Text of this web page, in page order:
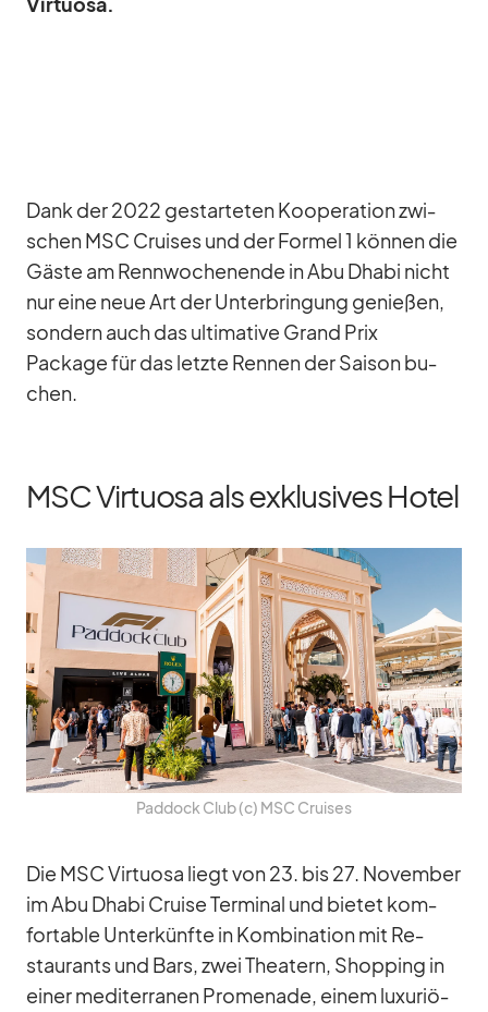
Dank der 2022 ge­star­te­ten Ko­ope­ra­tion zwi­
schen MSC Crui­ses und der For­mel 1 kön­nen die
Gäste am Renn­wo­chen­ende in Abu Dhabi nicht
nur eine neue Art der Un­ter­brin­gung ge­nie­ßen,
son­dern auch das ul­ti­ma­tive Grand Prix
Package für das letzte Ren­nen der Sai­son bu­
chen.
MSC Virtuosa als exklusives Hotel
Pad­dock Club (c) MSC Crui­ses
Die MSC Vir­tuosa liegt von 23. bis 27. No­vem­ber
im Abu Dhabi Cruise Ter­mi­nal und bie­tet kom­
for­ta­ble Un­ter­künfte in Kom­bi­na­tion mit Re­
stau­rants und Bars, zwei Thea­tern, Shop­ping in
ei­ner me­di­ter­ra­nen Pro­me­nade, ei­nem lu­xu­riö­